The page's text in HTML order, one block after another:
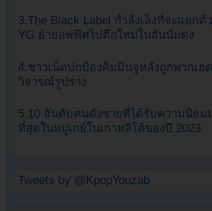
3.The Black Label กำลังเล็งที่จะแยกตั
YG ย้ายอฟฟิศไปตึกใหม่ในฮันนัมดง
4.ชาวเน็ตปกป้องคิมมินจูหลังถูกพวกเฮ
วิจารณ์รูปร่าง
5.10 อันดับคนดังชายที่ได้รับความนิยม
ที่สุดในหมู่เกย์ในเกาหลีใต้ของปี 2023
Tweets by @KpopYouzab